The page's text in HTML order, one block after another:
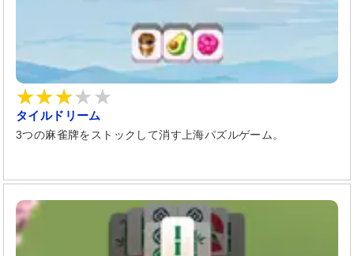
タイルドリーム
3つの麻雀牌をストックして消す上海パズルゲーム。